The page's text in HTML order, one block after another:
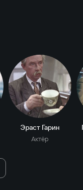
Эраст Гарин
Актёр